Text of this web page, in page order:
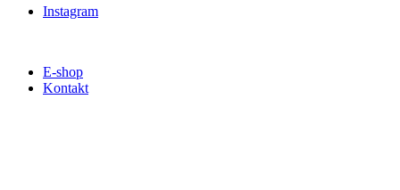
Instagram
E-shop
Kontakt